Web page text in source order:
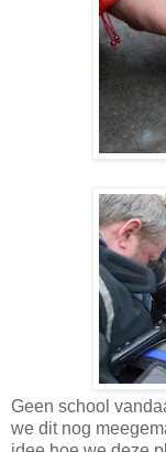
Geen school
we dit nog